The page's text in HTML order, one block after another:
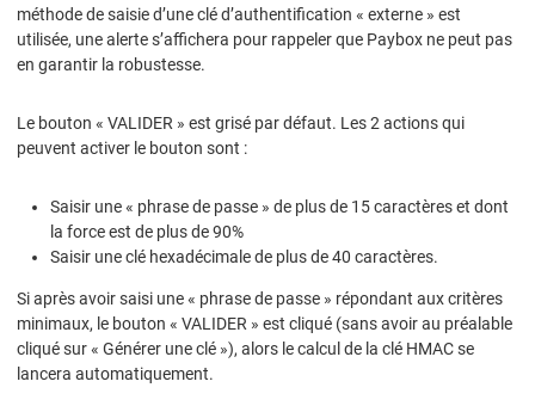
méthode de saisie d’une clé d’authentification « externe » est
utilisée, une alerte s’affichera pour rappeler que Paybox ne peut pas
en garantir la robustesse.
Le bouton « VALIDER » est grisé par défaut. Les 2 actions qui
peuvent activer le bouton sont :
Saisir une « phrase de passe » de plus de 15 caractères et dont
la force est de plus de 90%
Saisir une clé hexadécimale de plus de 40 caractères.
Si après avoir saisi une « phrase de passe » répondant aux critères
minimaux, le bouton « VALIDER » est cliqué (sans avoir au préalable
cliqué sur « Générer une clé »), alors le calcul de la clé HMAC se
lancera automatiquement.